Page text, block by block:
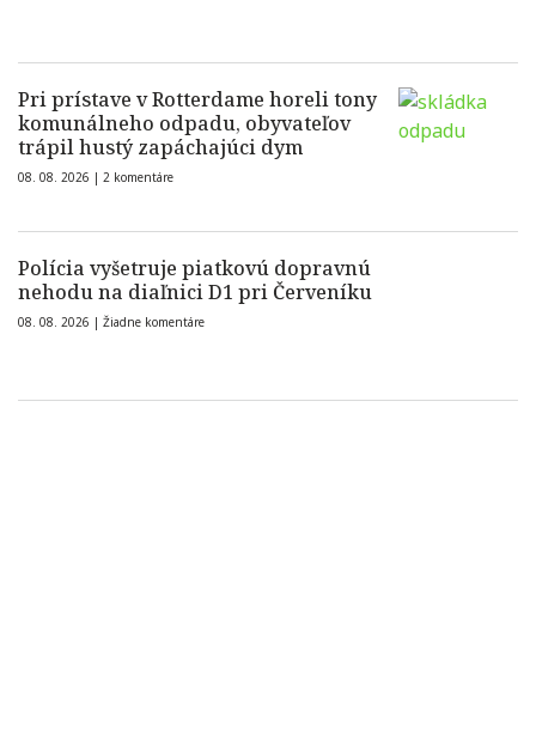
Pri prístave v Rotterdame horeli tony
komunálneho odpadu, obyvateľov
trápil hustý zapáchajúci dym
08. 08. 2026 | 2 komentáre
Polícia vyšetruje piatkovú dopravnú
nehodu na diaľnici D1 pri Červeníku
08. 08. 2026 | Žiadne komentáre